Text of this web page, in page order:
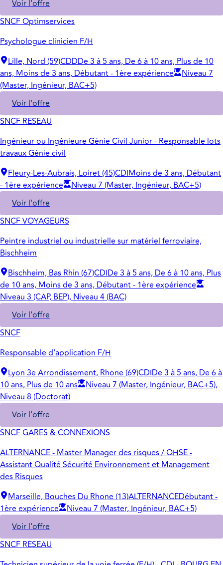
Voir l'offre
SNCF Optimservices
Psychologue clinicien F/H
Lille, Nord (59)CDDDe 3 à 5 ans, De 6 à 10 ans, Plus de 10
ans, Moins de 3 ans, Débutant - 1ère expérience
Niveau 7
(Master, Ingénieur, BAC+5)
Voir l'offre
SNCF RESEAU
Ingénieur ou Ingénieure Génie Civil Junior - Responsable lots
travaux Génie civil
Fleury-Les-Aubrais, Loiret (45)CDIMoins de 3 ans, Débutant
- 1ère expérience
Niveau 7 (Master, Ingénieur, BAC+5)
Voir l'offre
SNCF VOYAGEURS
Peintre industriel ou industrielle sur matériel ferroviaire,
Bischheim
Bischheim, Bas Rhin (67)CDIDe 3 à 5 ans, De 6 à 10 ans, Plus
de 10 ans, Moins de 3 ans, Débutant - 1ère expérience
Niveau 3 (CAP, BEP), Niveau 4 (BAC)
Voir l'offre
SNCF
Responsable d'application F/H
Lyon 3e Arrondissement, Rhone (69)CDIDe 3 à 5 ans, De 6 à
10 ans, Plus de 10 ans
Niveau 7 (Master, Ingénieur, BAC+5),
Niveau 8 (Doctorat)
Voir l'offre
SNCF GARES & CONNEXIONS
ALTERNANCE - Master Manager des risques / QHSE -
Assistant Qualité Sécurité Environnement et Management
des Risques
Marseille, Bouches Du Rhone (13)ALTERNANCEDébutant -
1ère expérience
Niveau 7 (Master, Ingénieur, BAC+5)
Voir l'offre
SNCF RESEAU